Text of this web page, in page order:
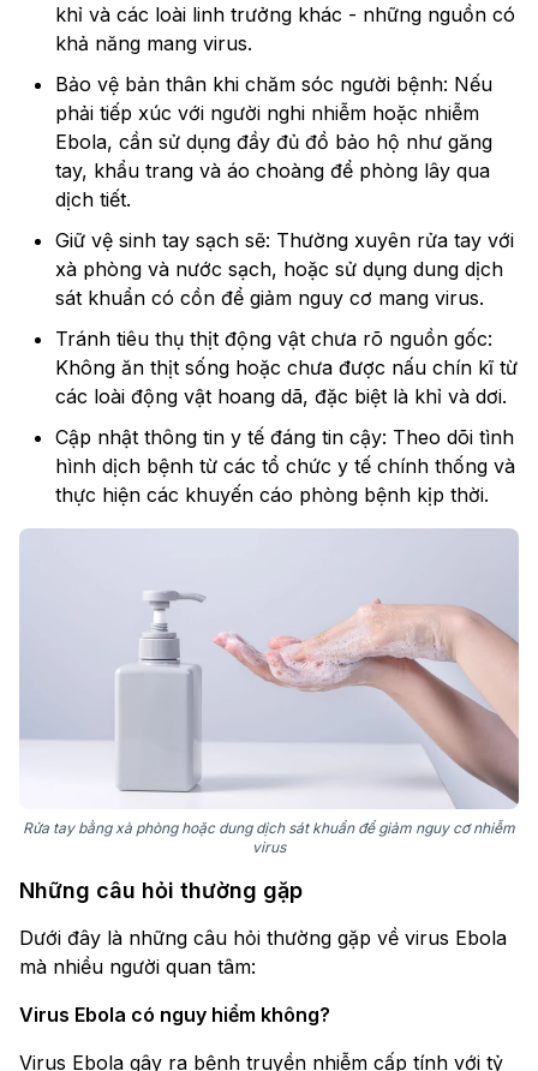
khỉ và các loài linh trưởng khác - những nguồn có
khả năng mang virus.
Bảo vệ bản thân khi chăm sóc người bệnh: Nếu
phải tiếp xúc với người nghi nhiễm hoặc nhiễm
Ebola, cần sử dụng đầy đủ đồ bảo hộ như găng
tay, khẩu trang và áo choàng để phòng lây qua
dịch tiết.
Giữ vệ sinh tay sạch sẽ: Thường xuyên rửa tay với
xà phòng và nước sạch, hoặc sử dụng dung dịch
sát khuẩn có cồn để giảm nguy cơ mang virus.
Tránh tiêu thụ thịt động vật chưa rõ nguồn gốc:
Không ăn thịt sống hoặc chưa được nấu chín kĩ từ
các loài động vật hoang dã, đặc biệt là khỉ và dơi.
Cập nhật thông tin y tế đáng tin cậy: Theo dõi tình
hình dịch bệnh từ các tổ chức y tế chính thống và
thực hiện các khuyến cáo phòng bệnh kịp thời.
Rửa tay bằng xà phòng hoặc dung dịch sát khuẩn để giảm nguy cơ nhiễm
virus
Những câu hỏi thường gặp
Dưới đây là những câu hỏi thường gặp về virus Ebola
mà nhiều người quan tâm:
Virus Ebola có nguy hiểm không?
Virus Ebola gây ra bệnh truyền nhiễm cấp tính với tỷ